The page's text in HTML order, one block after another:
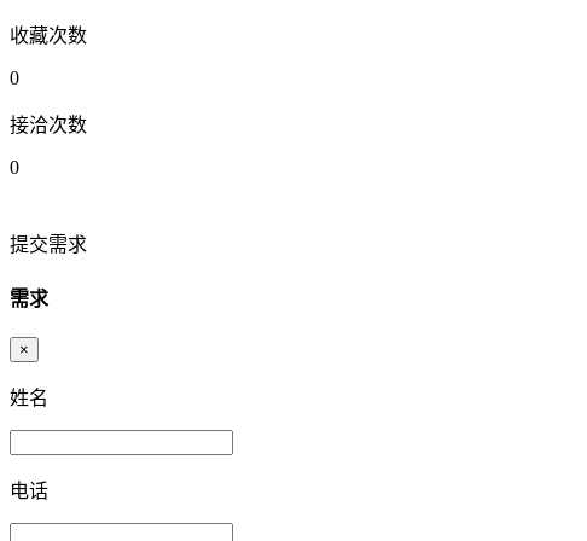
收藏次数
0
接洽次数
0
提交需求
需求
×
姓名
电话